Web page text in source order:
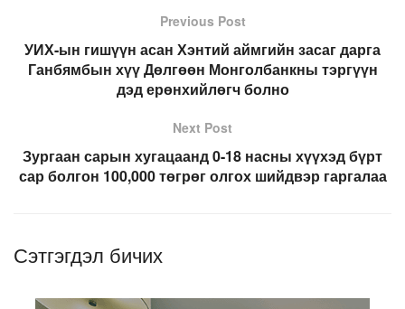
Previous Post
УИХ-ын гишүүн асан Хэнтий аймгийн засаг дарга
Ганбямбын хүү Дөлгөөн Монголбанкны тэргүүн
дэд ерөнхийлөгч болно
Next Post
Зургаан сарын хугацаанд 0-18 насны хүүхэд бүрт
сар болгон 100,000 төгрөг олгох шийдвэр гаргалаа
Сэтгэгдэл бичих